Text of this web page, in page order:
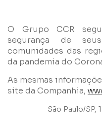
O Grupo CCR
segurança de
comunidades das
da pandemia do
As mesmas
site da Companhia,
São Paulo/SP,